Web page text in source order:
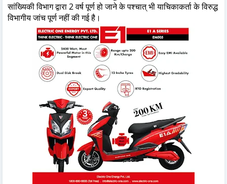
सांख्यिकी विभाग द्वारा 2 वर्ष पूर्ण हो जाने के पश्चात् भी याचिकाकर्ता के विरुद्ध
विभागीय जांच पूर्ण नहीं की गई है।